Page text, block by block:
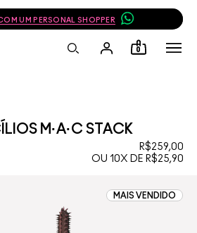
UM PERSONAL SHOPPER
0
M·A·C STACK
R$259,00
OU 10X DE R$25,90
MAIS VENDIDO